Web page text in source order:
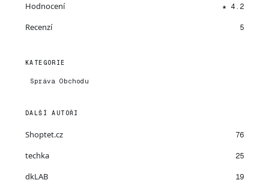
Hodnocení ★ 4.2
Recenzí 5
KATEGORIE
Správa Obchodu
DALŠÍ AUTOŘI
Shoptet.cz 76
techka 25
dkLAB 19